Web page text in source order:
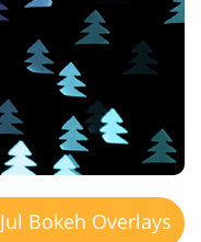
Jul Bokeh Overlays